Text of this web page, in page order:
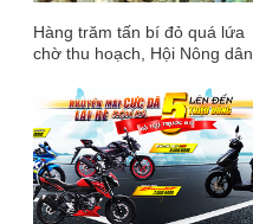
Hàng trăm tấn bí đỏ quá lứa
chờ thu hoạch, Hội Nông dân